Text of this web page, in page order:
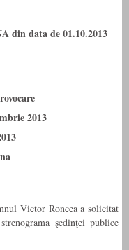
din data de 01.10.2013
2013
Victor Roncea a solicitat
şedinţei publice